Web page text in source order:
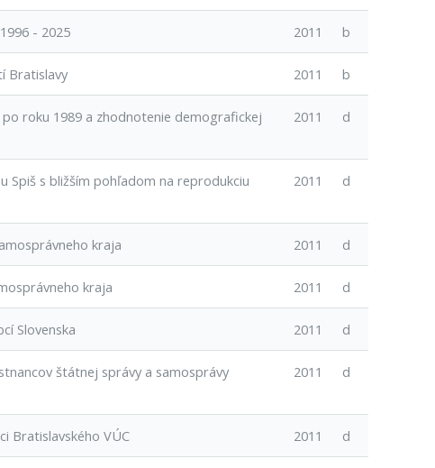
- 2025 2011 b
Bratislavy 2011 b
roku 1989 a zhodnotenie demografickej
2011 d
Spiš s bližším pohľadom na reprodukciu
2011 d
kraja 2011 d
kraja 2011 d
Slovenska 2011 d
štátnej správy a samosprávy
2011 d
Bratislavského VÚC 2011 d